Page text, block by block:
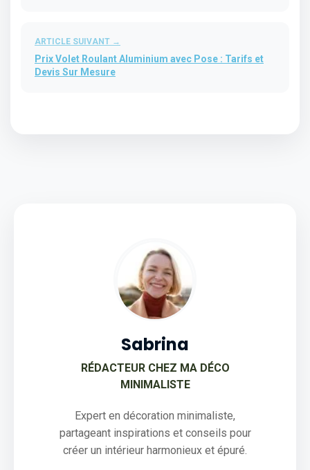
ARTICLE SUIVANT →
Prix Volet Roulant Aluminium avec Pose : Tarifs et
Devis Sur Mesure
Sabrina
RÉDACTEUR CHEZ MA DÉCO
MINIMALISTE
Expert en décoration minimaliste,
partageant inspirations et conseils pour
créer un intérieur harmonieux et épuré.